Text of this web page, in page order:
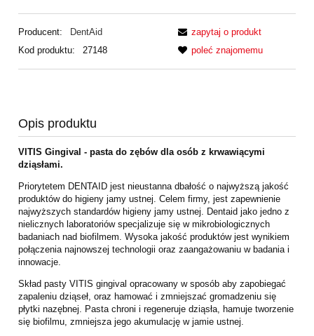
Producent:
DentAid
Kod produktu:
27148
zapytaj o produkt
poleć znajomemu
Opis produktu
VITIS Gingival - pasta do zębów dla osób z krwawiącymi
dziąsłami.
Priorytetem DENTAID jest nieustanna dbałość o najwyższą jakość
produktów do higieny jamy ustnej. Celem firmy, jest zapewnienie
najwyższych standardów higieny jamy ustnej. Dentaid jako jedno z
nielicznych laboratoriów specjalizuje się w mikrobiologicznych
badaniach nad biofilmem. Wysoka jakość produktów jest wynikiem
połączenia najnowszej technologii oraz zaangażowaniu w badania i
innowacje.
Skład pasty VITIS gingival opracowany w sposób aby zapobiegać
zapaleniu dziąseł, oraz hamować i zmniejszać gromadzeniu się
płytki nazębnej. Pasta chroni i regeneruje dziąsła, hamuje tworzenie
się biofilmu, zmniejsza jego akumulację w jamie ustnej.